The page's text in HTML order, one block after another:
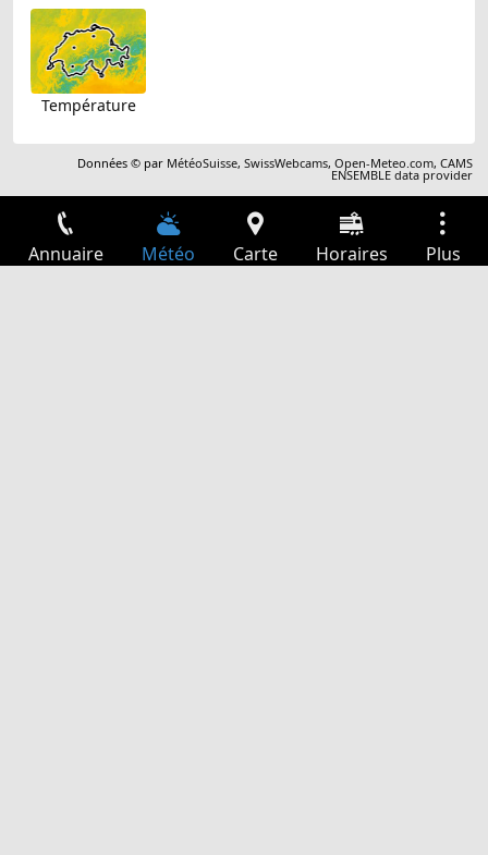
Température
Données © par MétéoSuisse,SwissWebcams,Open-Meteo.com,CAMS
ENSEMBLE data provider
Annuaire Météo Carte Horaires Plus